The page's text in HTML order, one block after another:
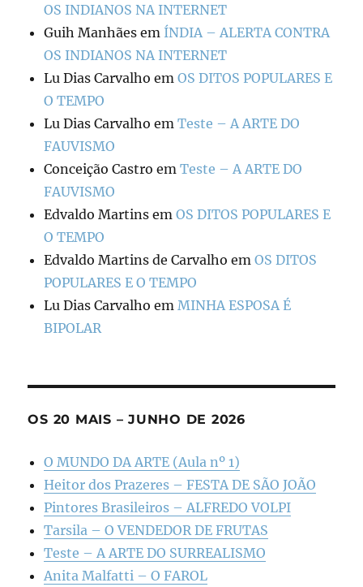
OS INDIANOS NA INTERNET
Guih Manhães em ÍNDIA – ALERTA CONTRA
OS INDIANOS NA INTERNET
Lu Dias Carvalho emOS DITOS POPULARES E
O TEMPO
Lu Dias Carvalho emTeste – A ARTE DO
FAUVISMO
Conceição Castro emTeste – A ARTE DO
FAUVISMO
Edvaldo Martins emOS DITOS POPULARES E
O TEMPO
Edvaldo Martins de Carvalho emOS DITOS
POPULARES E O TEMPO
Lu Dias Carvalho em MINHA ESPOSA É
BIPOLAR
OS 20 MAIS – JUNHO DE 2026
O MUNDO DA ARTE (Aula nº 1)
Heitor dos Prazeres – FESTA DE SÃO JOÃO
Pintores Brasileiros – ALFREDO VOLPI
Tarsila – O VENDEDOR DE FRUTAS
Teste – A ARTE DO SURREALISMO
Anita Malfatti – O FAROL